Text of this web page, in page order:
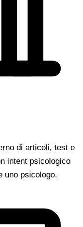
di articoli, test e
intent psicologico
uno psicologo.